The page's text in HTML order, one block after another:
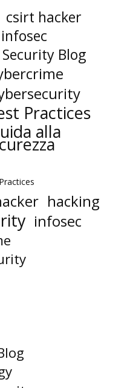
csirt hacker
Blog
Practices
alla
hacking
infosec